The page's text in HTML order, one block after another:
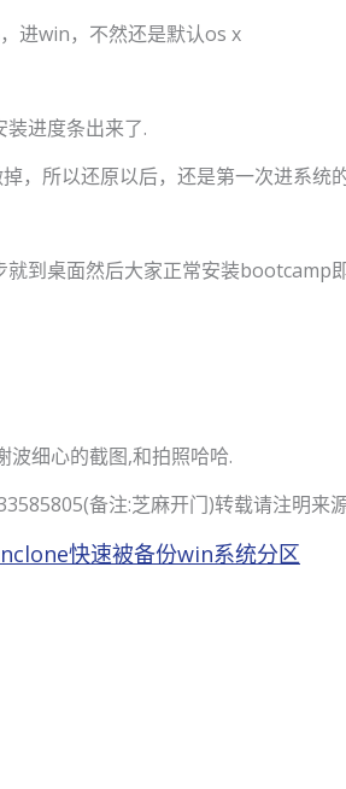
进win，不然还是默认os x
进度条出来了.
，所以还原以后，还是第一次进系统
就到桌面然后大家正常安装bootcamp
波细心的截图,和拍照哈哈.
备注:芝麻开门)转载请注明来
快速被备份win系统分区